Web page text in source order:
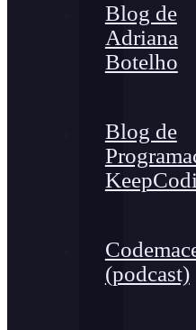
Blog de
Adriana
Botelho
Blog de
(podcast)